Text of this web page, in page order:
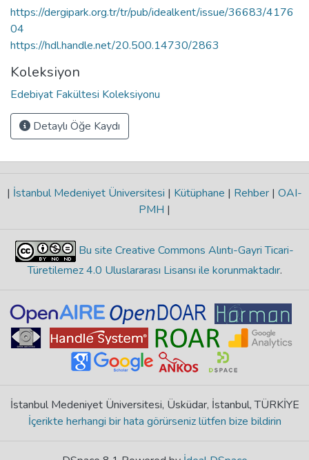
https://dergipark.org.tr/tr/pub/idealkent/issue/36683/4176
04
https://hdl.handle.net/20.500.14730/2863
Koleksiyon
Edebiyat Fakültesi Koleksiyonu
Detaylı Öğe Kaydı
| İstanbul Medeniyet Üniversitesi | Kütüphane | Rehber | OAI-
PMH |
Bu site Creative Commons Alıntı-Gayri Ticari-
Türetilemez 4.0 Uluslararası Lisansı ile korunmaktadır.
İstanbul Medeniyet Üniversitesi, Üsküdar, İstanbul, TÜRKİYE
İçerikte herhangi bir hata görürseniz lütfen bize bildirin